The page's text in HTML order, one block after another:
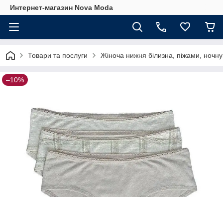
Интернет-магазин Nova Moda
Товари та послуги Жіноча нижня білизна, піжами,
–10%